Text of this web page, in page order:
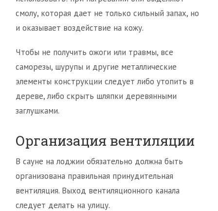
смолу, которая дает не только сильный запах, но
и оказывает воздействие на кожу.
Чтобы не получить ожоги или травмы, все
саморезы, шурупы и другие металлические
элементы конструкции следует либо утопить в
дереве, либо скрыть шляпки деревянными
заглушками.
Организация вентиляции
В сауне на лоджии обязательно должна быть
организована правильная принудительная
вентиляция. Выход вентиляционного канала
следует делать на улицу.